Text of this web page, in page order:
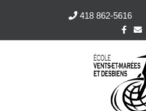
418 862-5616
c
o
o
k
E
m
a